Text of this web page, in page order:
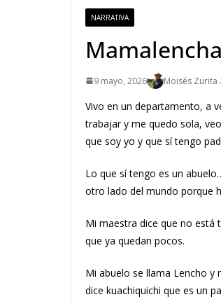
NARRATIVA
9 mayo, 2026 Moisés Zurita
Vivo en un departamento, a
trabajar y me quedo sola,
que soy yo y que sí tengo
Lo que sí tengo es un
otro lado del mundo porque
Mi maestra dice que no está
que ya quedan pocos.
Mi abuelo se llama Lencho y
dice kuachiquichi que es un